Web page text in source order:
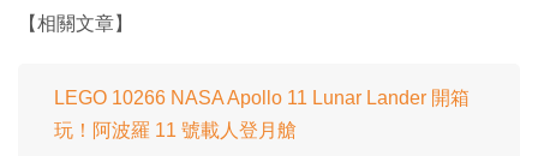
【相關文章】
LEGO 10266 NASA Apollo 11 Lunar Lander 開箱
玩！阿波羅 11 號載人登月艙